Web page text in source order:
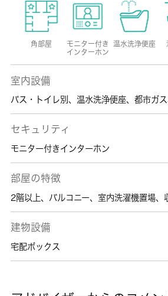
角部屋
モニター付き
インターホン
温水洗浄便座
室内設備
バス・トイレ別 、 温水洗浄便座、 都市ガス
セキュリティ
モニター付きインターホン
部屋の特徴
2階以上、 バルコニー、 室内洗濯機置場、
建物設備
宅配ボックス